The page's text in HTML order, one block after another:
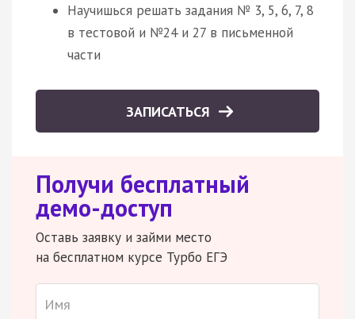
Научишься решать задания № 3, 5, 6, 7, 8
в тестовой и №24 и 27 в письменной
части
ЗАПИСАТЬСЯ
Получи бесплатный
демо-доступ
Оставь заявку и займи место
на бесплатном курсе Турбо ЕГЭ